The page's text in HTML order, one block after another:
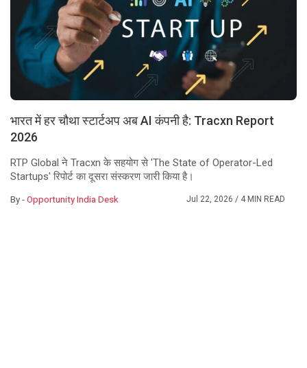
भारत में हर चौथा स्टार्टअप अब AI कंपनी है: Tracxn Report
2026
RTP Global ने Tracxn के सहयोग से 'The State of Operator-Led
Startups' रिपोर्ट का दूसरा संस्करण जारी किया है।
By -Opportunity India Desk Jul 22, 2026/ 4 MIN READ